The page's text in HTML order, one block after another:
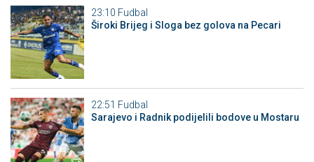
23:10 Fudbal
Široki Brijeg i Sloga bez golova na Pecari
22:51 Fudbal
Sarajevo i Radnik podijelili bodove u Mostaru